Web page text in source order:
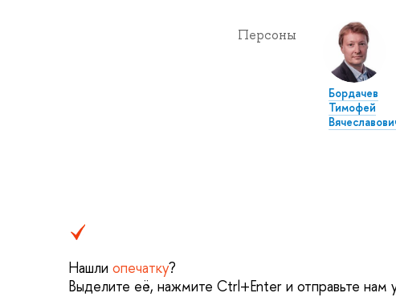
Персоны
Бордачев
Тимофей
Нашли опечатку?
Выделите её, нажмите Ctrl+Enter и отправьте нам